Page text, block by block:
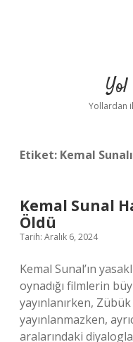
Yollardan
Etiket: Kemal
Kemal Sunal
Öldü
Tarih: Aralık 6, 2024
Kemal Sunal’ın
oynadığı filmlerin
yayınlanırken,
yayınlanmazken,
aralarındaki